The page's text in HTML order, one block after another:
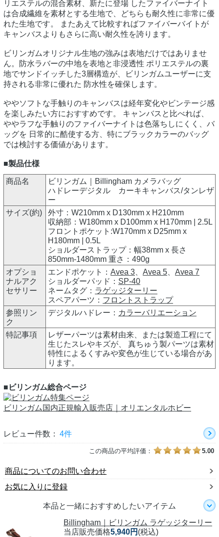
リエステルの混合素材、新たに登場 したファイバーナイト
は合成繊維を素材とする生地で、どちらも耐久性に非常に優
れた生地です。 またあえて比較すればファイバーバイトが
キャンバスよりもさらに高い耐久性を誇ります。
ビリンガムオリジナル生地の強みは表地だけではありませ
ん。防水ラバーの中地を表地と非浸透性 ポリエステルの裏
地でサンドイッチした3層構造が、ビリンガムユーザーに支
持される非常に優れた 防水性を確保します。
ややソフトな手触りのキャンバスは経年変化やビンテージ感
を楽しみたい方におすすめです。 キャンバスと比べれば、
ややラフな手触りのファイバーナイトは色落ちしにくく、バ
ッグを 日常的に酷使する方、特にブラックカラーのバッグ
では検討する価値があります。
■製品仕様
商品名
ビリンガム｜Billingham カメラバッグ
ハドレーデジタル カーキキャンバス/タンレザ
ー
サイズ(約)
外寸：W210mm x D130mm x H210mm
収納部：W180mm x D100mm x H170mm | 2.5L
フロントポケット:W170mm x D25mm x
H180mm | 0.5L
ショルダーストラップ：幅38mm x 長さ
850mm-1480mm 重さ：490g
オプショ
ナルアク
セサリー
エンドポケット： Avea 3 Avea 5
Avea 7
ショルダーパッド： SP-40
ネームタグ： ラゲッジターリー
スペアパーツ： フロントストラップ
参照リン
ク
デジタルハドレー： カラーバリエーション
特記事項
レザーパーツは素材由来、または製造工程にて
生じたスレやキズが、 真ちゅう製パーツは素材
特性によるくすみや変色が生じている場合があ
ります。
■ビリンガム総合ページ
ビリンガム国内正規輸入販売店｜オリエンタルホビー
レビュー件数： 4件
この商品の平均評価： 5.00
商品についてのお問い合わせ
お気に入りに登録
本品と一緒におすすめしたいアイテム
Billingham｜ビリンガム ラゲッジターリー
当店販売価格5,940円 (税込)